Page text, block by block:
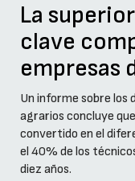
La
clave
empresas
Un informe sobre los
agrarios concluye
convertido en el
el 40% de los
diez años.